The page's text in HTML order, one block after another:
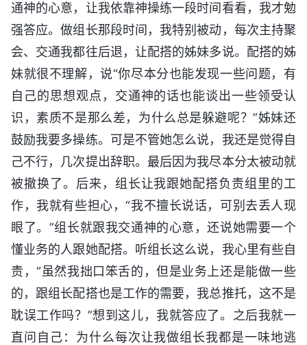
通神的心意，让我依靠神操练一段时间看看，我才勉
强答应。做组长那段时间，我特别被动，每次主持聚
会、交通我都往后退，让配搭的姊妹多说。配搭的姊
妹就很不理解，说“你尽本分也能发现一些问题，有
自己的思想观点，交通神的话也能谈出一些领受认
识，素质不是那么差，为什么总是躲避呢？”姊妹还
鼓励我要多操练。可是不管她怎么说，我还是觉得自
己不行，几次提出辞职。最后因为我尽本分太被动就
被撤换了。后来，组长让我跟她配搭负责组里的工
作，我就有些担心，“我不擅长说话，可别去丢人现
眼了。”组长就跟我交通神的心意，还说她需要一个
懂业务的人跟她配搭。听组长这么说，我心里有些自
责，“虽然我拙口笨舌的，但是业务上还是能做一些
的，跟组长配搭也是工作的需要，我总推托，这不是
耽误工作吗？”想到这儿，我就答应了。之后我就一
直问自己：为什么每次让我做组长我都是一味地逃